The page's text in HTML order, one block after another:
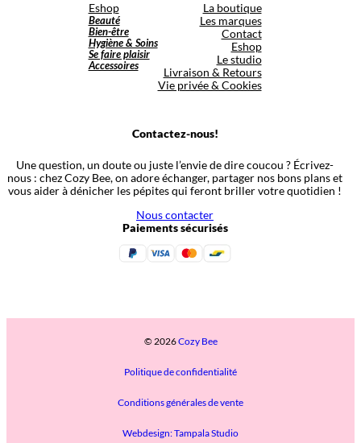
Eshop
Beauté
Bien-être
Hygiène & Soins
Se faire plaisir
Accessoires
La boutique
Les marques
Contact
Eshop
Le studio
Livraison & Retours
Vie privée & Cookies
Contactez-nous!
Une question, un doute ou juste l’envie de dire coucou ? Écrivez-
nous : chez Cozy Bee, on adore échanger, partager nos bons plans et
vous aider à dénicher les pépites qui feront briller votre quotidien !
Nous contacter
Paiements sécurisés
© 2026Cozy Bee
Politique de confidentialité
Conditions générales de vente
Webdesign: Tampala Studio